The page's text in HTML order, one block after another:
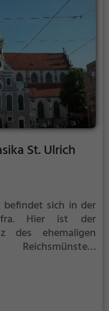
St. Ulrich
befindet sich in der
Hier ist der
des ehemaligen
23. April in der
Jahr 1480) des